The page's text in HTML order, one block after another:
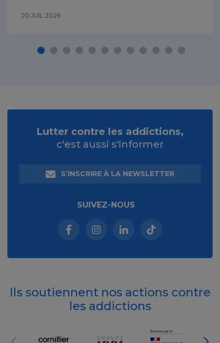
20 JUIL 2026
Lutter contre les addictions,
c'est aussi s'informer
S’INSCRIRE À LA NEWSLETTER
SUIVEZ-NOUS
Facebook (nouvelle fenêtre)
Instagram (nouvelle fenêtre)
Linkedin (nouvelle
Tiktok (nouvelle
Ils soutiennent nos actions contre
les addictions